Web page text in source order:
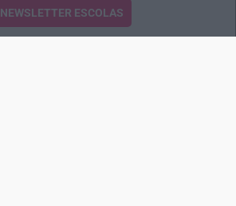
NEWSLETTER ESCOLAS